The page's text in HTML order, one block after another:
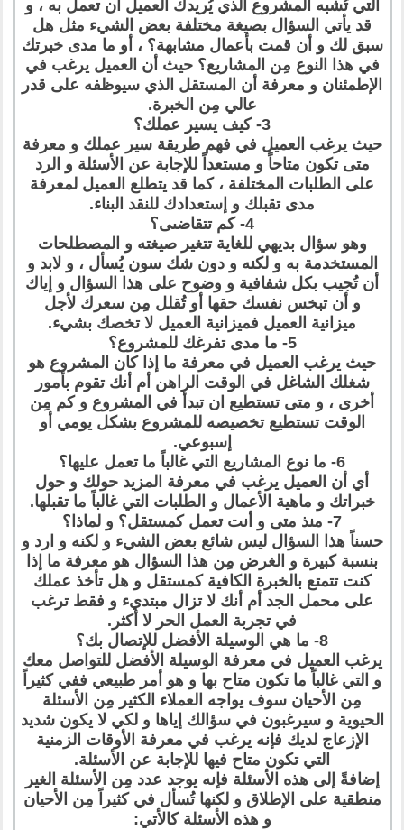
التي تُشبه المشروع الذي يُريدك العميل أن تعمل به ، و
قد يأتي السؤال بصيغة مختلفة بعض الشيء مثل هل
سبق لك و أن قمت بأعمال مشابهة؟ ، أو ما مدى خبرتك
في هذا النوع مِن المشاريع؟ حيث أن العميل يرغب في
الإطمئنان و معرفة أن المستقل الذي سيوظفه على قدر
عالي مِن الخبرة.
3- كيف يسير عملك؟
حيث يرغب العميل في فهم طريقة سير عملك و معرفة
متى تكون متاحاً و مستعداً للإجابة عن الأسئلة و الرد
على الطلبات المختلفة ، كما قد يتطلع العميل لمعرفة
مدى تقبلك و إستعدادك للنقد البناء.
4- كم تتقاضىى؟
وهو سؤال بديهي للغاية تتغير صيغته و المصطلحات
المستخدمة به و لكنه و دون شك سون يُسأل ، و لابد و
أن تُجيب بكل شفافية و وضوح على هذا السؤال و إياك
و أن تبخس نفسك حقها أو تُقلل مِن سعرك لأجل
ميزانية العميل فميزانية العميل لا تخصك بشيء.
5- ما مدى تفرغك للمشروع؟
حيث يرغب العميل في معرفة ما إذا كان المشروع هو
شغلك الشاغل في الوقت الراهن أم أنك تقوم بأمور
أخرى ، و متى تستطيع ان تبدأ في المشروع و كم مِن
الوقت تستطيع تخصيصه للمشروع بشكل يومي أو
إسبوعي.
6- ما نوع المشاريع التي غالباً ما تعمل عليها؟
أي أن العميل يرغب في معرفة المزيد حولك و حول
خبراتك و ماهية الأعمال و الطلبات التي غالباً ما تقبلها.
7- منذ متى و أنت تعمل كمستقل؟ و لماذا؟
حسناً هذا السؤال ليس شائع بعض الشيء و لكنه و ارد و
بنسبة كبيرة و الغرض مِن هذا السؤال هو معرفة ما إذا
كنت تتمتع بالخبرة الكافية كمستقل و هل تأخذ عملك
على محمل الجد أم أنك لا تزال مبتديء و فقط ترغب
في تجربة العمل الحر لا أكثر.
8- ما هي الوسيلة الأفضل للإتصال بك؟
يرغب العميل في معرفة الوسيلة الأفضل للتواصل معك
و التي غالباً ما تكون متاح بها و هو أمر طبيعي ففي كثيراً
مِن الأحيان سوف يواجه العملاء الكثير مِن الأسئلة
الحيوية و سيرغبون في سؤالك إياها و لكي لا يكون شديد
الإزعاج لديك فإنه يرغب في معرفة الأوقات الزمنية
التي تكون متاح فيها للإجابة عن الأسئلة.
إضافةً إلى هذه الأسئلة فإنه يوجد عدد مِن الأسئلة الغير
منطقية على الإطلاق و لكنها تُسأل في كثيراً مِن الأحيان
و هذه الأسئلة كالأتي: